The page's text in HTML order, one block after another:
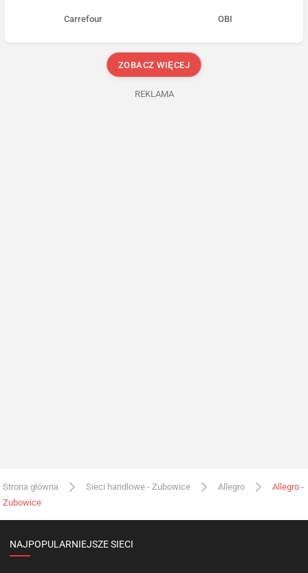
Carrefour OBI
ZOBACZ WIĘCEJ
REKLAMA
Strona główna Sieci handlowe - Zubowice Allegro
Allegro -
Zubowice
NAJPOPULARNIEJSZE SIECI